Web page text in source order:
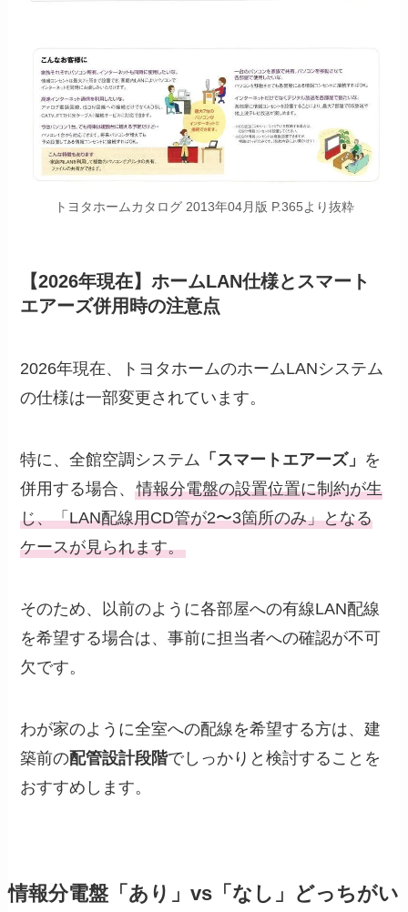
トヨタホームカタログ 2013年04月版 P.365より抜粋
【2026年現在】ホームLAN仕様とスマート
エアーズ併用時の注意点
2026年現在、トヨタホームのホームLANシステム
の仕様は一部変更されています。
特に、全館空調システム 「スマートエアーズ」 を
併用する場合、情報分電盤の設置位置に制約が生
じ、「LAN配線用CD管が2〜3箇所のみ」となる
ケースが見られます。
そのため、以前のように各部屋への有線LAN配線
を希望する場合は、事前に担当者への確認が不可
欠です。
わが家のように全室への配線を希望する方は、建
築前の配管設計段階でしっかりと検討することを
おすすめします。
情報分電盤「あり」vs「なし」どっちがい